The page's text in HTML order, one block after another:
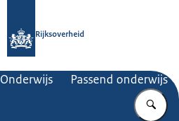
Rijksoverheid
Onderwijs Passend onderwijs